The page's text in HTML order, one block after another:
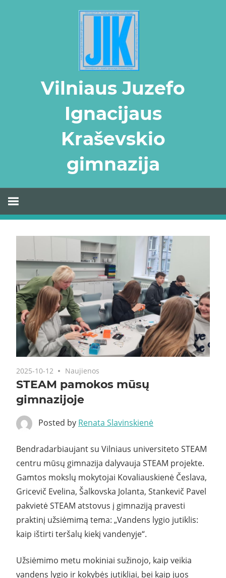
Vilniaus Juzefo
Ignacijaus
Kraševskio
gimnazija
2025-10-12 Naujienos
STEAM pamokos mūsų
gimnazijoje
Posted by Renata Slavinskienė
Bendradarbiaujant su Vilniaus universiteto STEAM
centru mūsų gimnazija dalyvauja STEAM projekte.
Gamtos mokslų mokytojai Kovaliauskienė Česlava,
Gricevič Evelina, Šalkovska Jolanta, Stankevič Pavel
pakvietė STEAM atstovus į gimnaziją pravesti
praktinį užsiėmimą tema: „Vandens lygio jutiklis:
kaip ištirti teršalų kiekį vandenyje“.
Užsiėmimo metu mokiniai sužinojo, kaip veikia
vandens lygio ir kokybės jutikliai, bei kaip juos